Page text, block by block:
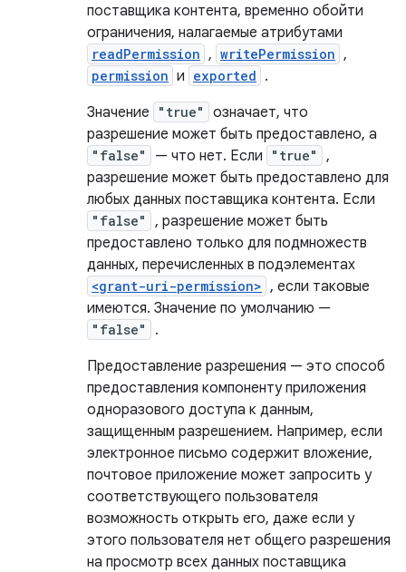
поставщика контента, временно обойти
ограничения, налагаемые атрибутами
readPermission , writePermission ,
permission и exported .
Значение
"true"
означает, что
разрешение может быть предоставлено, а
"false" — что нет. Если "true"
,
разрешение может быть предоставлено для
любых данных поставщика контента. Если
"false"
, разрешение может быть
предоставлено только для подмножеств
данных, перечисленных в подэлементах
<grant-uri-permission> , если таковые
имеются. Значение по умолчанию —
"false"
.
Предоставление разрешения — это способ
предоставления компоненту приложения
одноразового доступа к данным,
защищенным разрешением. Например, если
электронное письмо содержит вложение,
почтовое приложение может запросить у
соответствующего пользователя
возможность открыть его, даже если у
этого пользователя нет общего разрешения
на просмотр всех данных поставщика